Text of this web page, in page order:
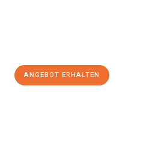
ANGEBOT ERHALTEN